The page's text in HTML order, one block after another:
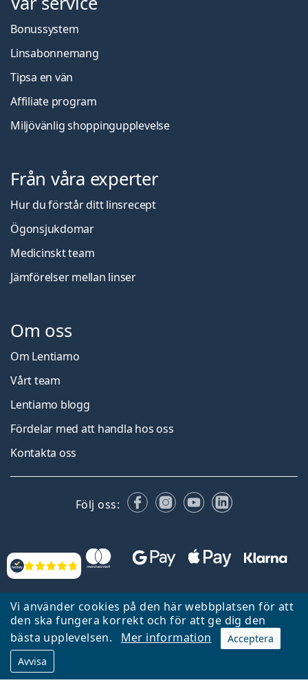
Vi använder cookies på den här webbplatsen för att
den ska fungera korrekt och för att ge dig den
bästa upplevelsen.
Mer information
Acceptera
Avvisa
Recensioner
Bonussystem
Linsabonnemang
Tipsa en vän
Affiliate program
Miljövänlig shoppingupplevelse
Från våra experter
Hur du förstår ditt linsrecept
Ögonsjukdomar
Medicinskt team
Jämförelser mellan linser
Om oss
Om Lentiamo
Vårt team
Lentiamo blogg
Fördelar med att handla hos oss
Kontakta oss
Följ oss: FacebookInstagram
YouTubeLinkedIn
Lentiamo.se ägs och drivs av Lentiamo s.r.o., Tjeckien